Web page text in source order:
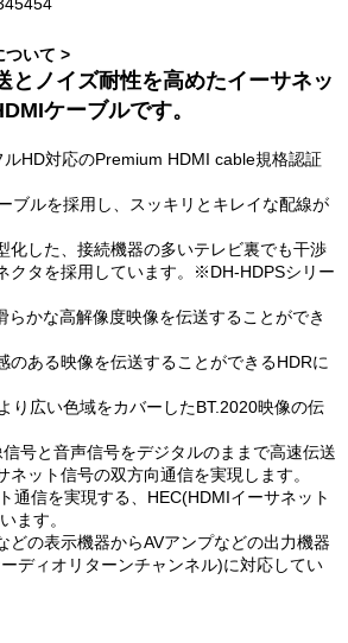
ついて >
とノイズ耐性を高めたイーサネッ
ケーブルです。
HD対応のPremium HDMI cable規格認証
ブルを採用し、スッキリとキレイな配線が
化した、接続機器の多いテレビ裏でも干渉
クタを採用しています。※DH-HDPSシリー
らかな高解像度映像を伝送することができ
のある映像を伝送することができるHDRに
り広い色域をカバーしたBT.2020映像の伝
号と音声信号をデジタルのままで高速伝送
ット信号の双方向通信を実現します。
通信を実現する、HEC(HDMIイーサネット
ます。
どの表示機器からAVアンプなどの出力機器
ディオリターンチャンネル)に対応してい